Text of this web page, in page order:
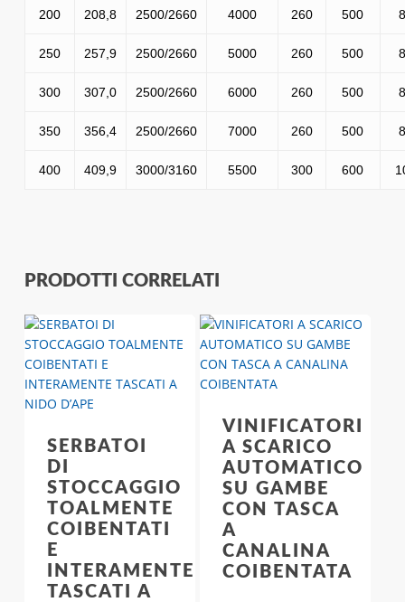
200 208,8 2500/2660 4000 260 500
250 257,9 2500/2660 5000 260 500
300 307,0 2500/2660 6000 260 500
350 356,4 2500/2660 7000 260 500
400 409,9 3000/3160 5500 300 600
PRODOTTI CORRELATI
SERBATOI
DI
STOCCAGGIO
TOALMENTE
COIBENTATI
E
INTERAMENTE
TASCATI A
VINIFICATORI
A SCARICO
AUTOMATICO
SU GAMBE
CON TASCA
A
CANALINA
COIBENTATA